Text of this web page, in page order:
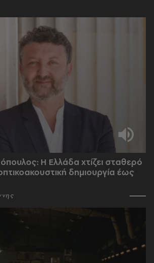
Η Ελλάδα χτίζει σταθερό
δημιουργία έως